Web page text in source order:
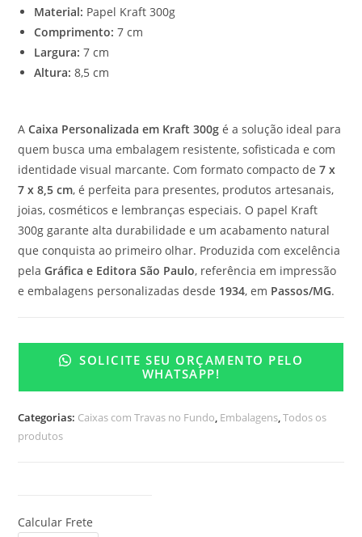
Material: Papel Kraft 300g
Comprimento: 7 cm
Largura: 7 cm
Altura: 8,5 cm
ACaixa Personalizada em Kraft 300g é a solução ideal para
quem busca uma embalagem resistente, sofisticada e com
identidade visual marcante. Com formato compacto de7 x
7 x 8,5 cm, é perfeita para presentes, produtos artesanais,
joias, cosméticos e lembranças especiais. O papel Kraft
300g garante alta durabilidade e um acabamento natural
que conquista ao primeiro olhar. Produzida com excelência
pelaGráfica e Editora São Paulo, referência em impressão
e embalagens personalizadas desde 1934, em Passos/MG.
SOLICITE SEU ORÇAMENTO PELO
WHATSAPP!
Categorias: Caixas com Travas no Fundo, Embalagens,Todos os
produtos
Calcular Frete